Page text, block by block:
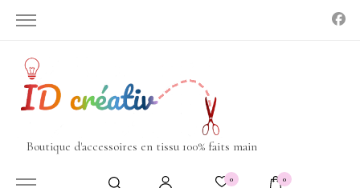
Boutique d'accessoires en tissu 100% faits main
0 0